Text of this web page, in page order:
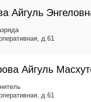
Айгуль
д.61
Айгуль
д.61